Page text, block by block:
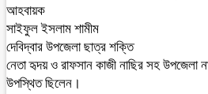
আহবায়ক
সাইফুল ইসলাম শামীম
দেবিদ্বার উপজেলা ছাত্র শক্তি
নেতা হৃদয় ও রাফসান কাজী নাছির সহ উপজেলা
উপস্থিত ছিলেন।